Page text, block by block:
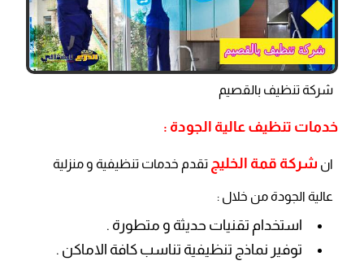
شركة تنظيف بالقصيم
خدمات تنظيف عالية الجودة :
ان شركة قمة الخليج تقدم خدمات تنظيفية و منزلية
عالية الجودة من خلال :
استخدام تقنيات حديثة و متطورة .
توفير نماذج تنظيفية تناسب كافة الاماكن .